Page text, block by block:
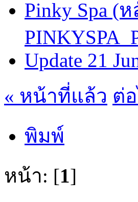
Pinky Spa (
Update 21
« หน้าที่แล้ว ต่
พิมพ์
หน้า: [1]